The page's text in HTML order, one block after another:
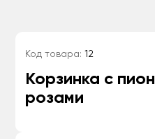
Код товара: 12
Корзинка с
розами